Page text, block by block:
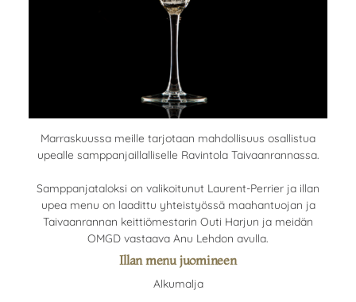
Marraskuussa meille tarjotaan mahdollisuus osallistua
upealle samppanjaillalliselle Ravintola Taivaanrannassa.
Samppanjataloksi on valikoitunut Laurent-Perrier ja illan
upea menu on laadittu yhteistyössä maahantuojan ja
Taivaanrannan keittiömestarin Outi Harjun ja meidän
OMGD vastaava Anu Lehdon avulla.
Illan menu juomineen
Alkumalja